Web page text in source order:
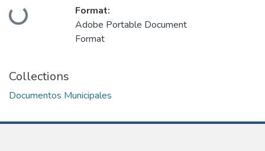
Loading...
Format:
Adobe Portable Document
Format
Collections
Documentos Municipales